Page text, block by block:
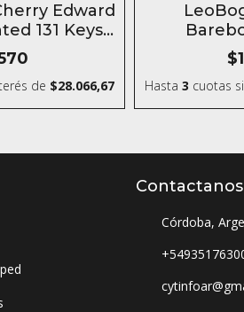
Edward
131 Keys
de $28.066,67 Hasta 3 cuotas
Contactanos
Córdoba,